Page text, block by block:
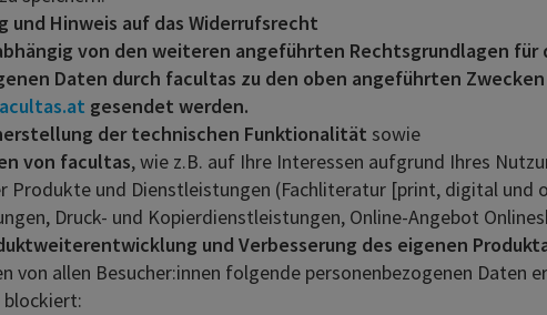
und Hinweis auf das Widerrufsrecht
von den weiteren angeführten Rechtsgrundlagen
Daten durch facultas zu den oben angeführten
gesendet werden.
der technischen Funktionalität sowie
von facultas, wie z.B. auf Ihre Interessen aufgrund Ihres
Produkte und Dienstleistungen (Fachliteratur [print, digital
Druck- und Kopierdienstleistungen, Online-Angebot
und Verbesserung des eigenen
von allen Besucher:innen folgende personenbezogenen Daten
blockiert: